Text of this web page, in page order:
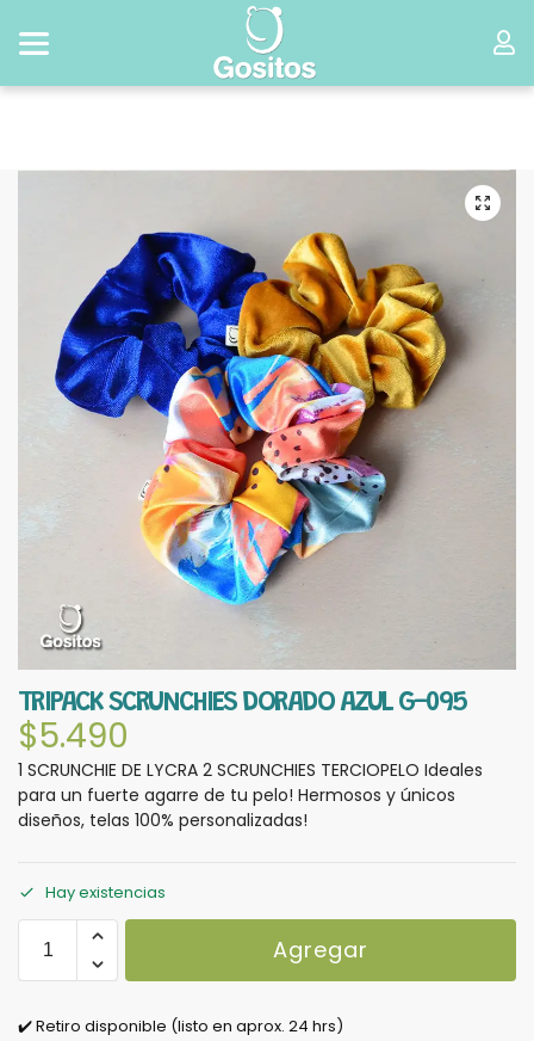
TRIPACK SCRUNCHIES DORADO AZUL G-095
$5.490
1 SCRUNCHIE DE LYCRA 2 SCRUNCHIES TERCIOPELO Ideales
para un fuerte agarre de tu pelo! Hermosos y únicos
diseños, telas 100% personalizadas!
Hay existencias
Agregar
✔️ Retiro disponible (listo en aprox. 24 hrs)